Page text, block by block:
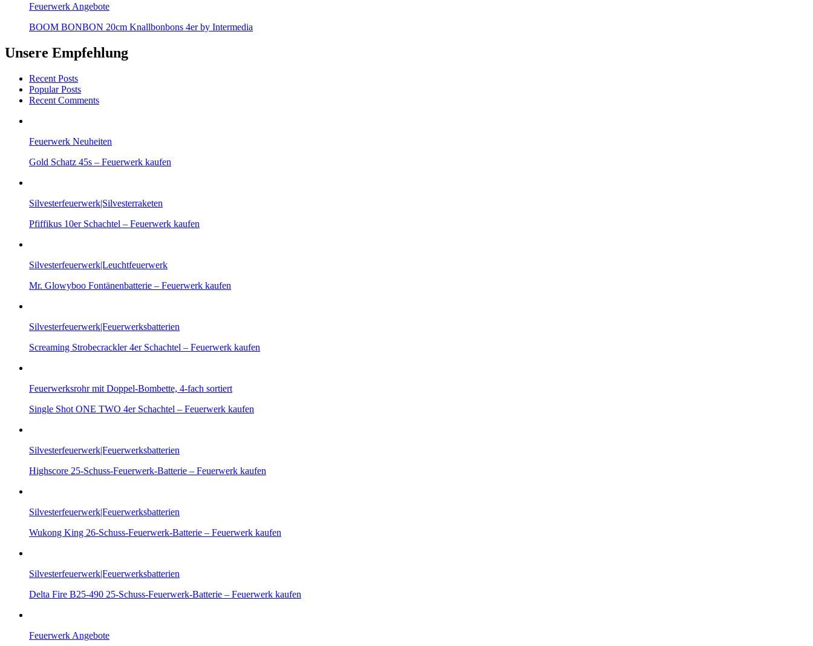
Feuerwerk Angebote
BOOM BONBON 20cm Knallbonbons 4er by Intermedia
Unsere Empfehlung
Recent Posts
Popular Posts
Recent Comments
Feuerwerk Neuheiten
Gold Schatz 45s – Feuerwerk kaufen
Silvesterfeuerwerk|Silvesterraketen
Pfiffikus 10er Schachtel – Feuerwerk kaufen
Silvesterfeuerwerk|Leuchtfeuerwerk
Mr. Glowyboo Fontänenbatterie – Feuerwerk kaufen
Silvesterfeuerwerk|Feuerwerksbatterien
Screaming Strobecrackler 4er Schachtel – Feuerwerk kaufen
Feuerwerksrohr mit Doppel-Bombette, 4-fach sortiert
Single Shot ONE TWO 4er Schachtel – Feuerwerk kaufen
Silvesterfeuerwerk|Feuerwerksbatterien
Highscore 25-Schuss-Feuerwerk-Batterie – Feuerwerk kaufen
Silvesterfeuerwerk|Feuerwerksbatterien
Wukong King 26-Schuss-Feuerwerk-Batterie – Feuerwerk kaufen
Silvesterfeuerwerk|Feuerwerksbatterien
Delta Fire B25-490 25-Schuss-Feuerwerk-Batterie – Feuerwerk kaufen
Feuerwerk Angebote